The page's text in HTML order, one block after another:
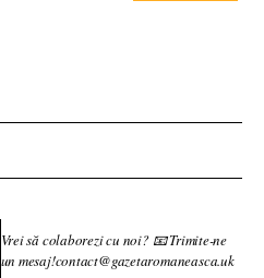
Vrei să colaborezi cu noi? 📧 Trimite-ne
un mesaj!contact@gazetaromaneasca.uk